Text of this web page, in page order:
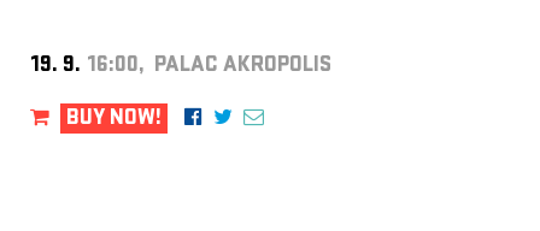
19. 9. 16:00, PALAC AKROPOLIS
BUY NOW!